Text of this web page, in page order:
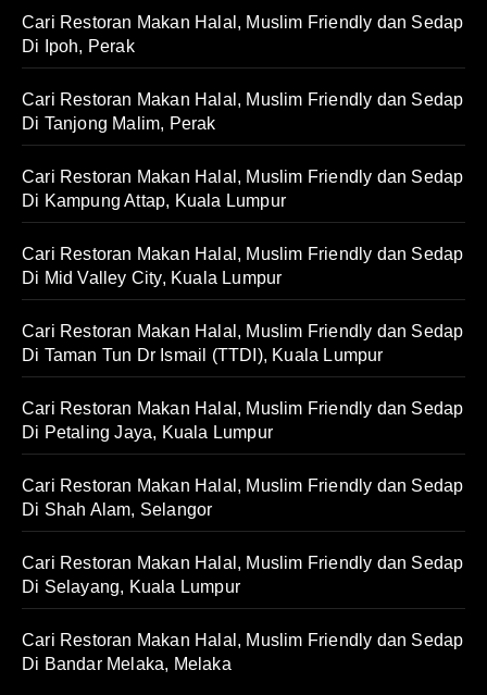
Cari Restoran Makan Halal, Muslim Friendly dan Sedap
Di Ipoh, Perak
Cari Restoran Makan Halal, Muslim Friendly dan Sedap
Di Tanjong Malim, Perak
Cari Restoran Makan Halal, Muslim Friendly dan Sedap
Di Kampung Attap, Kuala Lumpur
Cari Restoran Makan Halal, Muslim Friendly dan Sedap
Di Mid Valley City, Kuala Lumpur
Cari Restoran Makan Halal, Muslim Friendly dan Sedap
Di Taman Tun Dr Ismail (TTDI), Kuala Lumpur
Cari Restoran Makan Halal, Muslim Friendly dan Sedap
Di Petaling Jaya, Kuala Lumpur
Cari Restoran Makan Halal, Muslim Friendly dan Sedap
Di Shah Alam, Selangor
Cari Restoran Makan Halal, Muslim Friendly dan Sedap
Di Selayang, Kuala Lumpur
Cari Restoran Makan Halal, Muslim Friendly dan Sedap
Di Bandar Melaka, Melaka